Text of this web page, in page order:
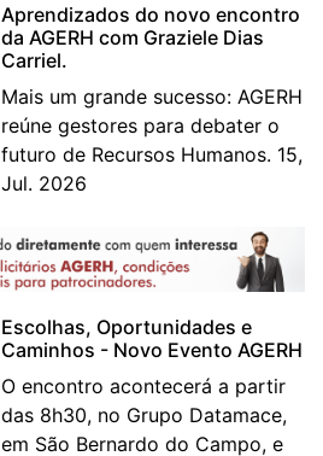
Aprendizados do novo encontro
da AGERH com Graziele Dias
Carriel.
Mais um grande sucesso: AGERH
reúne gestores para debater o
futuro de Recursos Humanos. 15,
Jul. 2026
Escolhas, Oportunidades e
Caminhos - Novo Evento AGERH
O encontro acontecerá a partir
das 8h30, no Grupo Datamace,
em São Bernardo do Campo, e